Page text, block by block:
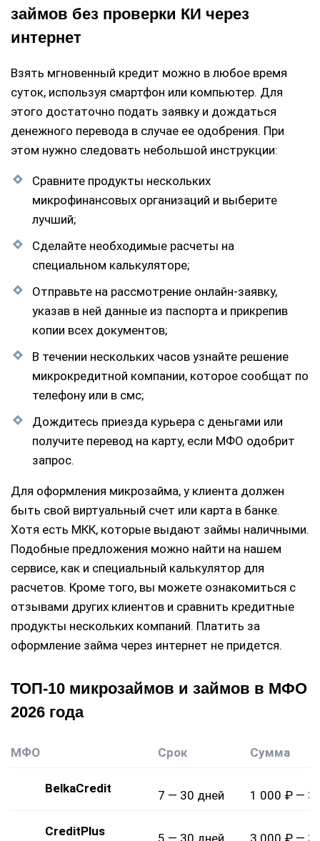
займов без проверки КИ через
интернет
Взять мгновенный кредит можно в любое время
суток, используя смартфон или компьютер. Для
этого достаточно подать заявку и дождаться
денежного перевода в случае ее одобрения. При
этом нужно следовать небольшой инструкции:
Сравните продукты нескольких
микрофинансовых организаций и выберите
лучший;
Сделайте необходимые расчеты на
специальном калькуляторе;
Отправьте на рассмотрение онлайн-заявку,
указав в ней данные из паспорта и прикрепив
копии всех документов;
В течении нескольких часов узнайте решение
микрокредитной компании, которое сообщат по
телефону или в смс;
Дождитесь приезда курьера с деньгами или
получите перевод на карту, если МФО одобрит
запрос.
Для оформления микрозайма, у клиента должен
быть свой виртуальный счет или карта в банке.
Хотя есть МКК, которые выдают займы наличными.
Подобные предложения можно найти на нашем
сервисе, как и специальный калькулятор для
расчетов. Кроме того, вы можете ознакомиться с
отзывами других клиентов и сравнить кредитные
продукты нескольких компаний. Платить за
оформление займа через интернет не придется.
ТОП-10 микрозаймов и займов в МФО
2026 года
МФО Срок Сумма
BelkaCredit
7 — 30 дней 1 000 ₽ —
CreditPlus
5 — 30 дней 3 000 ₽ —